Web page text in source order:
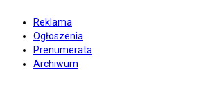
Reklama
Ogłoszenia
Prenumerata
Archiwum